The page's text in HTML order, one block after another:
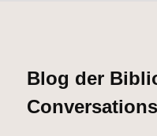
Blog der